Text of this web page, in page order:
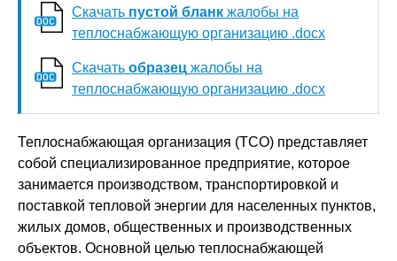
Скачать пустой бланк жалобы на
теплоснабжающую организацию .docx
Скачать образец жалобы на
теплоснабжающую организацию .docx
Теплоснабжающая организация (ТСО) представляет
собой специализированное предприятие, которое
занимается производством, транспортировкой и
поставкой тепловой энергии для населенных пунктов,
жилых домов, общественных и производственных
объектов. Основной целью теплоснабжающей